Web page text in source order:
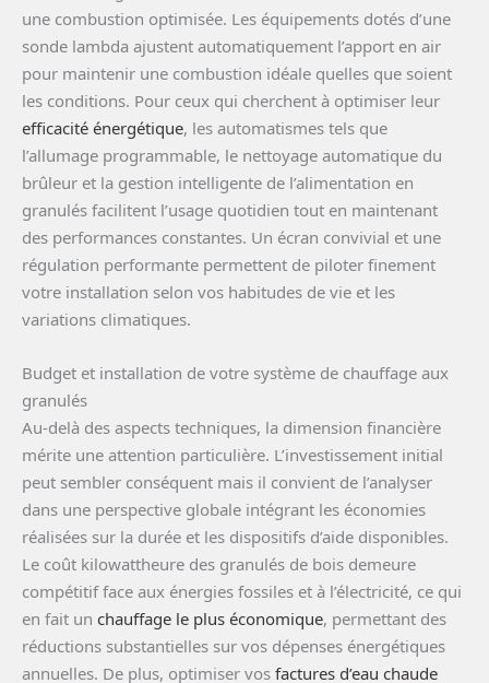
une combustion optimisée. Les équipements dotés d’une
sonde lambda ajustent automatiquement l’apport en air
pour maintenir une combustion idéale quelles que soient
les conditions. Pour ceux qui cherchent à optimiser leur
efficacité énergétique, les automatismes tels que
l’allumage programmable, le nettoyage automatique du
brûleur et la gestion intelligente de l’alimentation en
granulés facilitent l’usage quotidien tout en maintenant
des performances constantes. Un écran convivial et une
régulation performante permettent de piloter finement
votre installation selon vos habitudes de vie et les
variations climatiques.
Budget et installation de votre système de chauffage aux
granulés
Au-delà des aspects techniques, la dimension financière
mérite une attention particulière. L’investissement initial
peut sembler conséquent mais il convient de l’analyser
dans une perspective globale intégrant les économies
réalisées sur la durée et les dispositifs d’aide disponibles.
Le coût kilowattheure des granulés de bois demeure
compétitif face aux énergies fossiles et à l’électricité, ce qui
en fait un chauffage le plus économique, permettant des
réductions substantielles sur vos dépenses énergétiques
annuelles. De plus, optimiser vos factures d’eau chaude